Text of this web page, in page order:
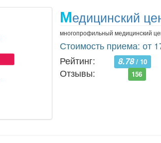
Медицинский
многопрофильный медицинский
Стоимость приема: от
Рейтинг:
8.78/ 10
Отзывы: 156